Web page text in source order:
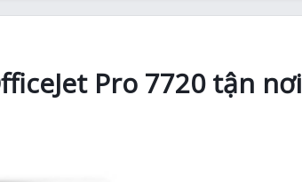
Pro 7720 tận nơi